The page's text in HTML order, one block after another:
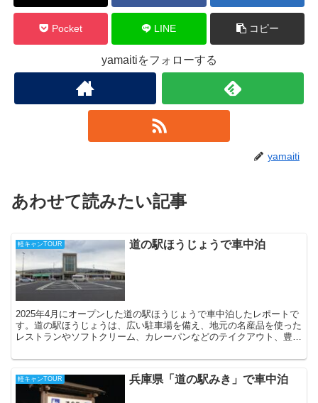
Pocket LINE コピー
yamaitiをフォローする
yamaiti
あわせて読みたい記事
軽キャンTOUR 道の駅ほうじょうで車中泊
2025年4月にオープンした道の駅ほうじょうで車中泊したレポートで
す。道の駅ほうじょうは、広い駐車場を備え、地元の名産品を使った
レストランやソフトクリーム、カレーパンなどのテイクアウト、豊富
軽キャンTOUR 兵庫県「道の駅みき」で車中泊